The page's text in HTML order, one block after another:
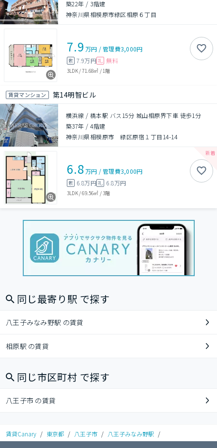
築22年 / 3階建
神奈川県相模原市緑区相原６丁目
7.9 万円 /管理費3,000円
敷 7.9万円 礼 無料
3LDK/71.68㎡ / 1階
賃貸マンション 第14明智ビル
横浜線 / 橋本駅 バス15分 城山相原界下車 徒歩1分
築37年 /4階建
神奈川県相模原市 緑区原宿１丁目14-14
6.8万円 /管理費3,000円
敷 6.8万円礼 6.8万円
3LDK/69.56㎡ /3階
同じ最寄り駅 で探す
八王子みなみ野駅 の賃貸
相原駅 の賃貸
同じ市区町村 で探す
八王子市 の賃貸
賃貸Canary / 東京都 / 八王子市 / 八王子みなみ野駅 /